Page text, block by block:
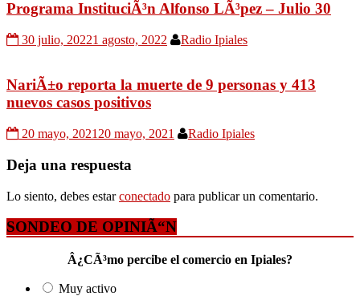
Programa InstituciÃ³n Alfonso LÃ³pez – Julio 30
30 julio, 20221 agosto, 2022 Radio Ipiales
NariÃ±o reporta la muerte de 9 personas y 413
nuevos casos positivos
20 mayo, 2021 20 mayo, 2021 Radio Ipiales
Deja una respuesta
Lo siento, debes estarconectado para publicar un comentario.
SONDEO DE OPINIÃ“N
Â¿CÃ³mo percibe el comercio en Ipiales?
Muy activo